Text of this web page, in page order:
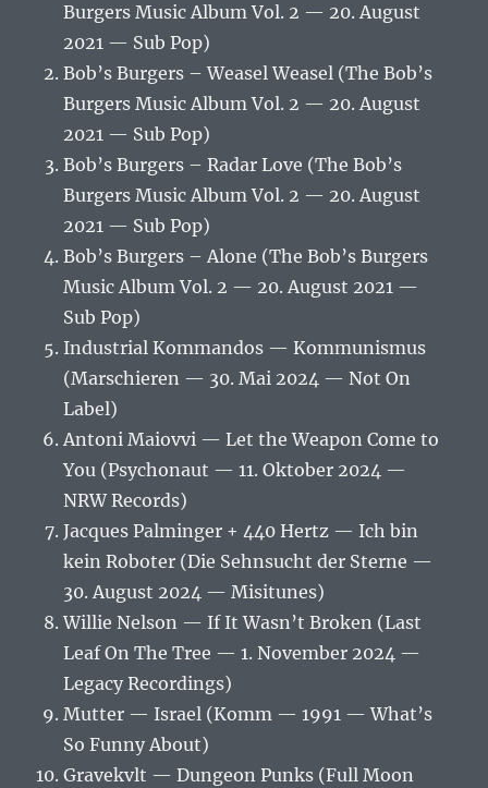
Burgers Music Album Vol. 2 — 20. August
2021 — Sub Pop)
Bob’s Burgers – Weasel Weasel (The Bob’s
Burgers Music Album Vol. 2 — 20. August
2021 — Sub Pop)
Bob’s Burgers – Radar Love (The Bob’s
Burgers Music Album Vol. 2 — 20. August
2021 — Sub Pop)
Bob’s Burgers – Alone (The Bob’s Burgers
Music Album Vol. 2 — 20. August 2021 —
Sub Pop)
Industrial Kommandos — Kommunismus
(Marschieren — 30. Mai 2024 — Not On
Label)
Antoni Maiovvi — Let the Weapon Come to
You (Psychonaut — 11. Oktober 2024 —
NRW Records)
Jacques Palminger + 440 Hertz — Ich bin
kein Roboter (Die Sehnsucht der Sterne —
30. August 2024 — Misitunes)
Willie Nelson — If It Wasn’t Broken (Last
Leaf On The Tree — 1. November 2024 —
Legacy Recordings)
Mutter — Israel (Komm — 1991 — What’s
So Funny About)
Gravekvlt — Dungeon Punks (Full Moon